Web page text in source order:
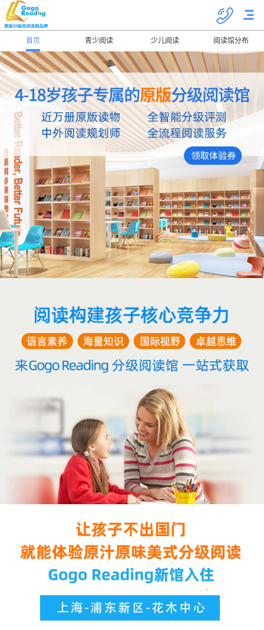
首页 青少阅读 少儿阅读 阅读馆分布
关于我们